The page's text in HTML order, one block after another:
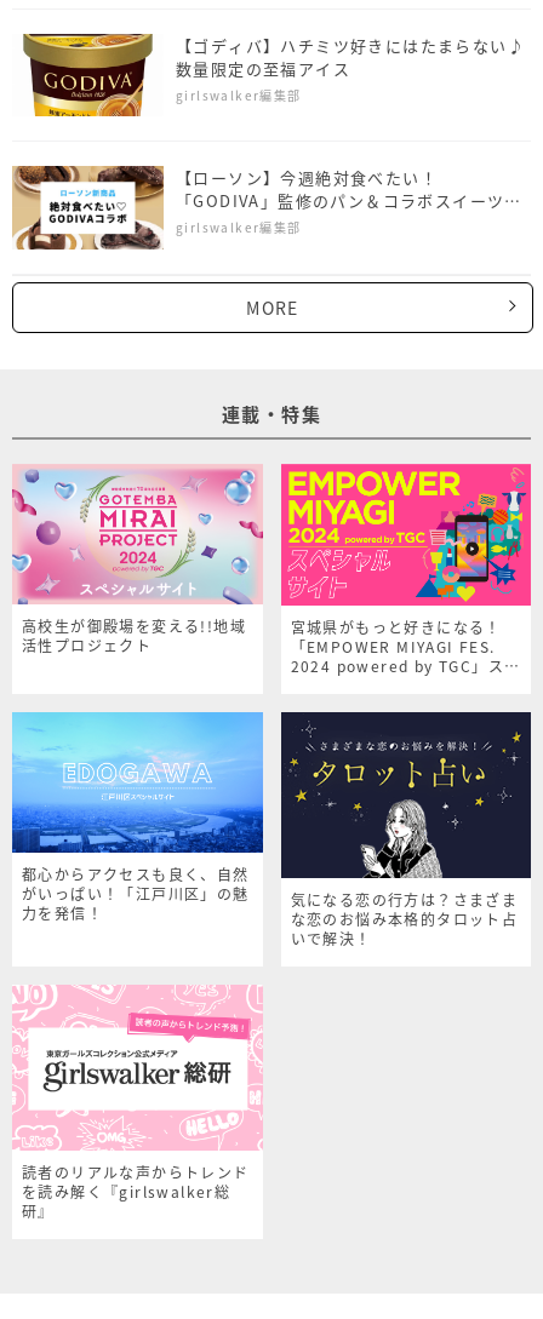
【ゴディバ】ハチミツ好きにはたまらない♪
数量限定の至福アイス
girlswalker編集部
【ローソン】今週絶対食べたい！
「GODIVA」監修のパン＆コラボスイーツ4
商品
girlswalker編集部
MORE
連載・特集
高校生が御殿場を変える!!地域
活性プロジェクト
宮城県がもっと好きになる！
「EMPOWER MIYAGI FES.
2024 powered by TGC」スペ
都心からアクセスも良く、自然
がいっぱい！「江戸川区」の魅
力を発信！
気になる恋の行方は？さまざま
な恋のお悩み本格的タロット占
いで解決！
読者のリアルな声からトレンド
を読み解く『girlswalker総
研』